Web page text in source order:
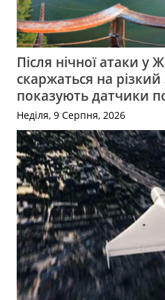
Після нічної атаки у
скаржаться на
показують датчики
Неділя, 9 Серпня, 2026